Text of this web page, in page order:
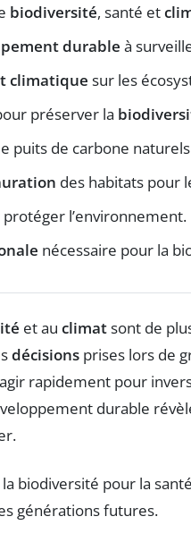
biodiversité, santé et
durable à
climatique sur les
préserver la
puits de carbone
des habitats pour
l’environnement.
nécessaire pour la
et au climatsont de
décisions prises lors de
rapidement pour
durable